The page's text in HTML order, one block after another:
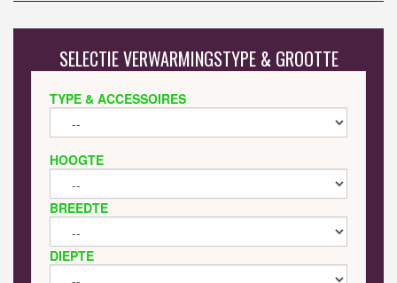
SELECTIE VERWARMINGSTYPE & GROOTTE
TYPE & ACCESSOIRES
HOOGTE
BREEDTE
DIEPTE